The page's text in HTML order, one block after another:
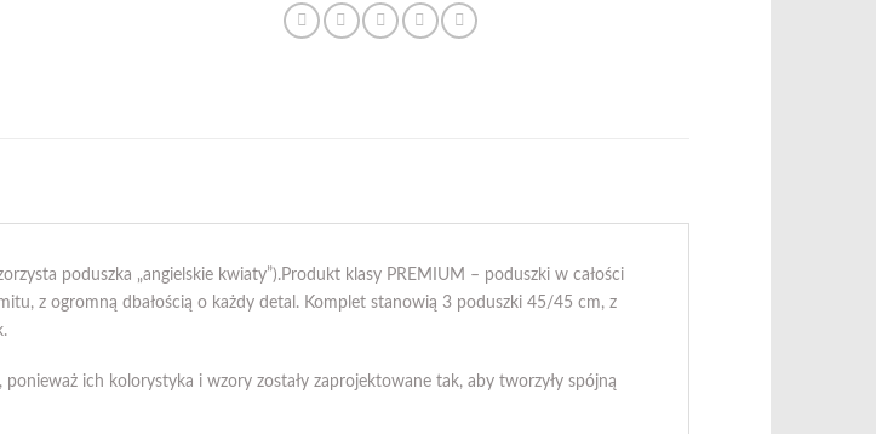
poduszka „angielskie kwiaty”).Produkt klasy PREMIUM – poduszki w całości
z ogromną dbałością o każdy detal. Komplet stanowią 3 poduszki 45/45 cm, z
ich kolorystyka i wzory zostały zaprojektowane tak, aby tworzyły spójną